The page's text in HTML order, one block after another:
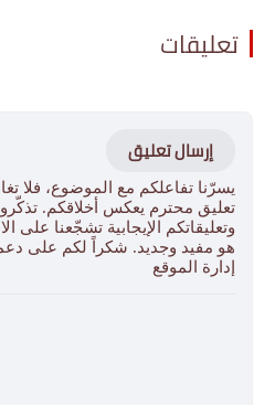
تعليقات
إرسال تعليق
يسرّنا تفاعلكم مع الموضوع، فلا
تعليق محترم يعكس أخلاقكم.
وتعليقاتكم الإيجابية تشجّعنا على
هو مفيد وجديد. شكراً لكم على
إدارة الموقع